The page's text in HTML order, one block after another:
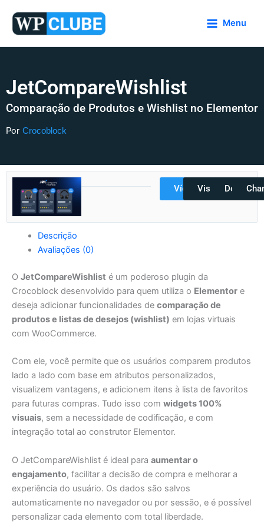
para
conteúdo
Menu
JetCompareWishlist
Comparação de Produtos e Wishlist no Elementor
Por Crocoblock
VídeosVisualizarDocs
Descrição
Avaliações (0)
O JetCompareWishlist é um poderoso plugin da
Crocoblock desenvolvido para quem utiliza o Elementor e
deseja adicionar funcionalidades de comparação de
produtos e listas de desejos (wishlist) em lojas virtuais
com WooCommerce.
Com ele, você permite que os usuários comparem produtos
lado a lado com base em atributos personalizados,
visualizem vantagens, e adicionem itens à lista de favoritos
para futuras compras. Tudo isso com widgets 100%
visuais, sem a necessidade de codificação, e com
integração total ao construtor Elementor.
O JetCompareWishlist é ideal para aumentar o
engajamento, facilitar a decisão de compra e melhorar a
experiência do usuário. Os dados são salvos
automaticamente no navegador ou por sessão, e é possível
personalizar cada elemento com total liberdade.